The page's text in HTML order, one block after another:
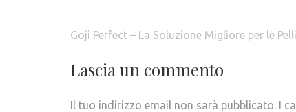
Navigazione
Goji Perfect – La Soluzione Migliore per le
Lascia un commento
Il tuo indirizzo email non sarà pubblicato. I